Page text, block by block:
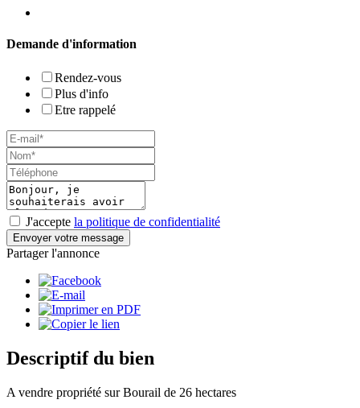
Demande d'information
Rendez-vous
Plus d'info
Etre rappelé
J'accepte la politique de confidentialité
Envoyer votre message
Partager l'annonce
Descriptif du bien
A vendre propriété sur Bourail de 26 hectares